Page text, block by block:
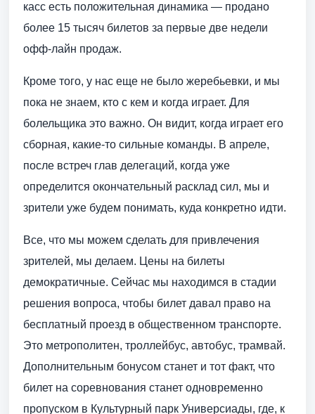
касс есть положительная динамика — продано
более 15 тысяч билетов за первые две недели
офф-лайн продаж.
Кроме того, у нас еще не было жеребьевки, и мы
пока не знаем, кто с кем и когда играет. Для
болельщика это важно. Он видит, когда играет его
сборная, какие-то сильные команды. В апреле,
после встреч глав делегаций, когда уже
определится окончательный расклад сил, мы и
зрители уже будем понимать, куда конкретно идти.
Все, что мы можем сделать для привлечения
зрителей, мы делаем. Цены на билеты
демократичные. Сейчас мы находимся в стадии
решения вопроса, чтобы билет давал право на
бесплатный проезд в общественном транспорте.
Это метрополитен, троллейбус, автобус, трамвай.
Дополнительным бонусом станет и тот факт, что
билет на соревнования станет одновременно
пропуском в Культурный парк Универсиады, где, к